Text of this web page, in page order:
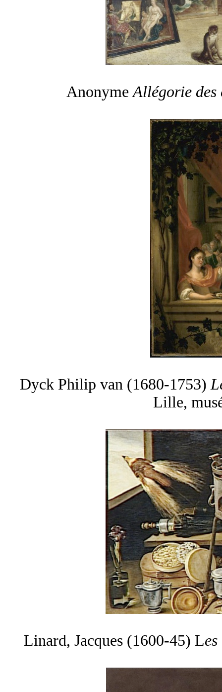
Anonyme Allégorie des
Dyck Philip van (1680-1753)
Lille,
Linard, Jacques (1600-45) L